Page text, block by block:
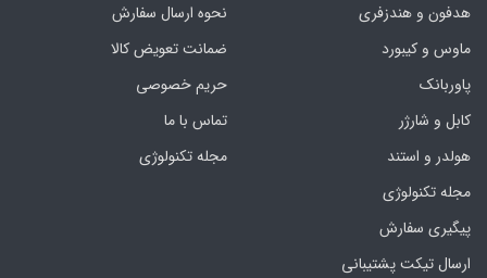
هدفون‌ و‌ هندزفری
ماوس و کیبورد
پاوربانک
کابل و شارژر
هولدر و استند
مجله تکنولوژی
پیگیری سفارش
ارسال تیکت پشتیبانی
نحوه ارسال سفارش
ضمانت تعویض کالا
حریم خصوصی
تماس با ما
مجله تکنولوژی